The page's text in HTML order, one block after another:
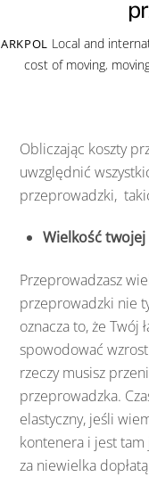
ARKPOL Local and
cost of moving,
Obliczając koszty
uwzględnić
przeprowadzki,
Wielkość
Przeprowadzasz
przeprowadzki nie
oznacza to, że Twój
spowodować
rzeczy musisz
przeprowadzka.
elastyczny, jeśli
kontenera i jest
za niewielka